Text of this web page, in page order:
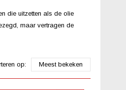
die uitzetten als de olie
maar vertragen de
op: Meest bekeken